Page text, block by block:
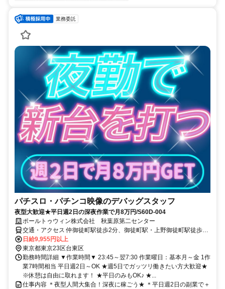
業務委託
パチスロ・パチンコ映像のデバッグスタッフ
夜型大歓迎★平日週2日の深夜作業で月8万円/S60D-004
ポールトゥウィン株式会社 秋葉原第二センター
交通・アクセス 仲御徒町駅徒歩2分、御徒町駅・上野御徒町駅徒歩3
分
日給9,955円以上
東京都東京23区台東区
勤務時間詳細 ▼作業時間▼ 23:45～翌7:30 作業曜日：基本月～金 1作
業7時間相当 平日週2日～OK ★週5日でガッツリ働きたい方大歓迎★
※休憩は自由に取れます！ ★平日のみもOK♪ ★...
仕事内容 ＊夜型人間大集合！深夜に稼ごう★ ＊平日週2日の副業で＋